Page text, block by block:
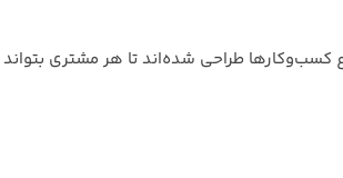
طراحی شده‌اند تا هر مشتری بتواند